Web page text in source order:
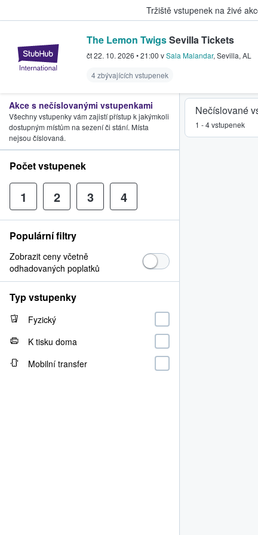
Tržiště vstupenek na živé
StubHub – Místo, kde
The Lemon TwigsSevilla Tickets
čt 22. 10. 2026 •21:00 vSala Malandar, Sevilla, AL
4 zbývajících vstupenek
Nečíslované
1 - 4 vstupenek
Akce s nečíslovanými vstupenkami
Všechny vstupenky vám zajistí přístup k jakýmkoli
dostupným místům na sezení či stání. Místa
nejsou číslovaná.
Počet vstupenek
1 2 3 4
Populární filtry
Zobrazit ceny včetně
odhadovaných poplatků
Typ vstupenky
Fyzický
K tisku doma
Mobilní transfer